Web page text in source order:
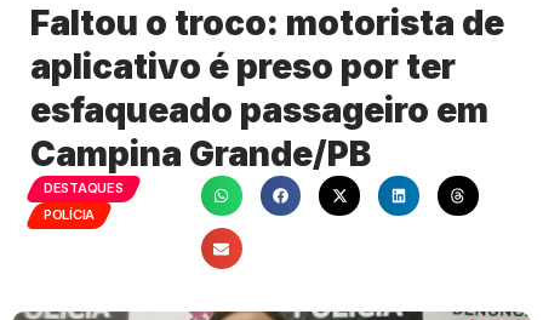
Faltou o troco: motorista de
aplicativo é preso por ter
esfaqueado passageiro em
Campina Grande/PB
DESTAQUES
POLÍCIA